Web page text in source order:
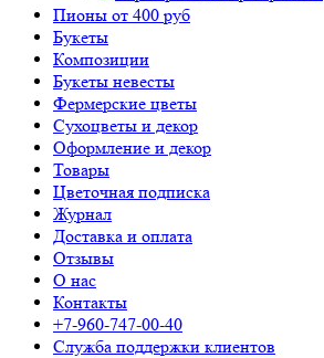
Пионы от 400 руб
Букеты
Композиции
Букеты невесты
Фермерские цветы
Сухоцветы и декор
Оформление и декор
Товары
Цветочная подписка
Журнал
Доставка и оплата
Отзывы
О нас
Контакты
+7-960-747-00-40
Служба поддержки клиентов